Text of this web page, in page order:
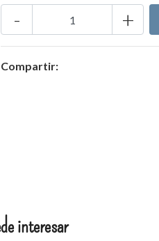
+
-
Compartir:
interesar